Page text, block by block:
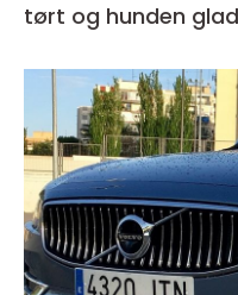
tørt og hunden glad